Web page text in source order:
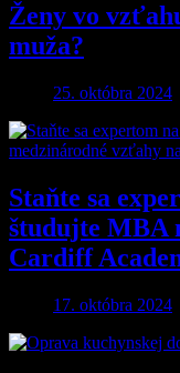
Ženy vo
muža?
25. októbra 2024
Staňte sa
študujte MBA
Cardiff
17. októbra 2024